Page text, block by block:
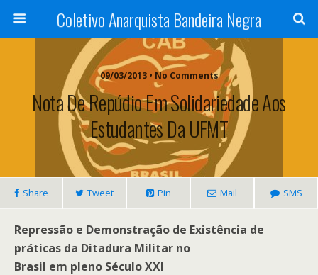
Coletivo Anarquista Bandeira Negra
09/03/2013 • No Comments
Nota De Repúdio Em Solidariedade Aos
Estudantes Da UFMT
Share Tweet Pin Mail SMS
Repressão e Demonstração de Existência de
práticas da Ditadura Militar no
Brasil em pleno Século XXI